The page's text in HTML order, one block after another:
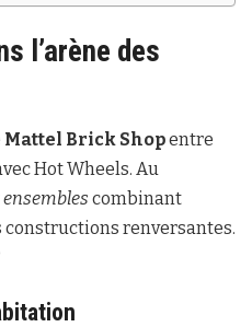
l’arène des
Mattel Brick Shopentre
Hot Wheels. Au
combinant
renversantes.